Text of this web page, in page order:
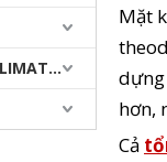
GEO-COLLIMATORS (COLLIMATORS khảo sát)
Mặt
dựng
hơn,
Cả